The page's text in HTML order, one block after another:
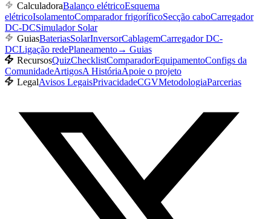
CalculadoraBalanço elétricoEsquema
elétricoIsolamentoComparador frigoríficoSecção caboCarregador
DC-DCSimulador Solar
GuiasBateriasSolarInversorCablagemCarregador DC-
DCLigação redePlaneamento→ Guias
RecursosQuizChecklistComparadorEquipamentoConfigs da
ComunidadeArtigosA HistóriaApoie o projeto
LegalAvisos LegaisPrivacidadeCGVMetodologiaParcerias